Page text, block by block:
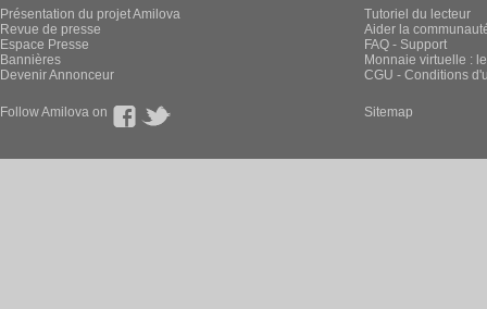
Présentation du projet Amilova
Revue de presse
Espace Presse
Bannières
Devenir Annonceur
Tutoriel du lecteur
Aider la
FAQ - Support
Monnaie virtuelle :
CGU - Conditions
Follow Amilova on Sitemap